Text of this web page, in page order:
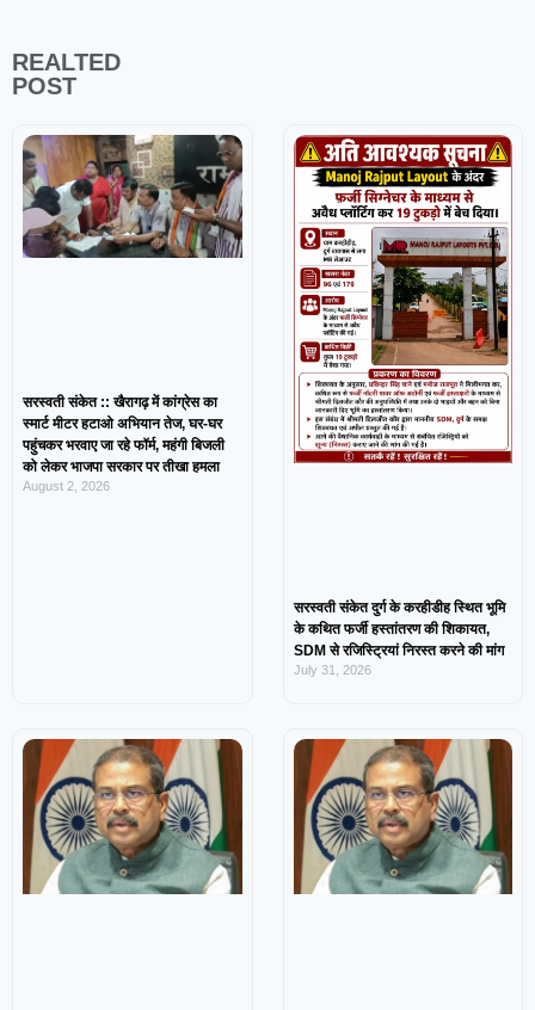
REALTED
POST
सरस्वती संकेत :: खैरागढ़ में कांग्रेस का
स्मार्ट मीटर हटाओ अभियान तेज, घर-घर
पहुंचकर भरवाए जा रहे फॉर्म, महंगी बिजली
को लेकर भाजपा सरकार पर तीखा हमला
August 2, 2026
सरस्वती संकेत दुर्ग के करहीडीह स्थित भूमि
के कथित फर्जी हस्तांतरण की शिकायत,
SDM से रजिस्ट्रियां निरस्त करने की मांग
July 31, 2026